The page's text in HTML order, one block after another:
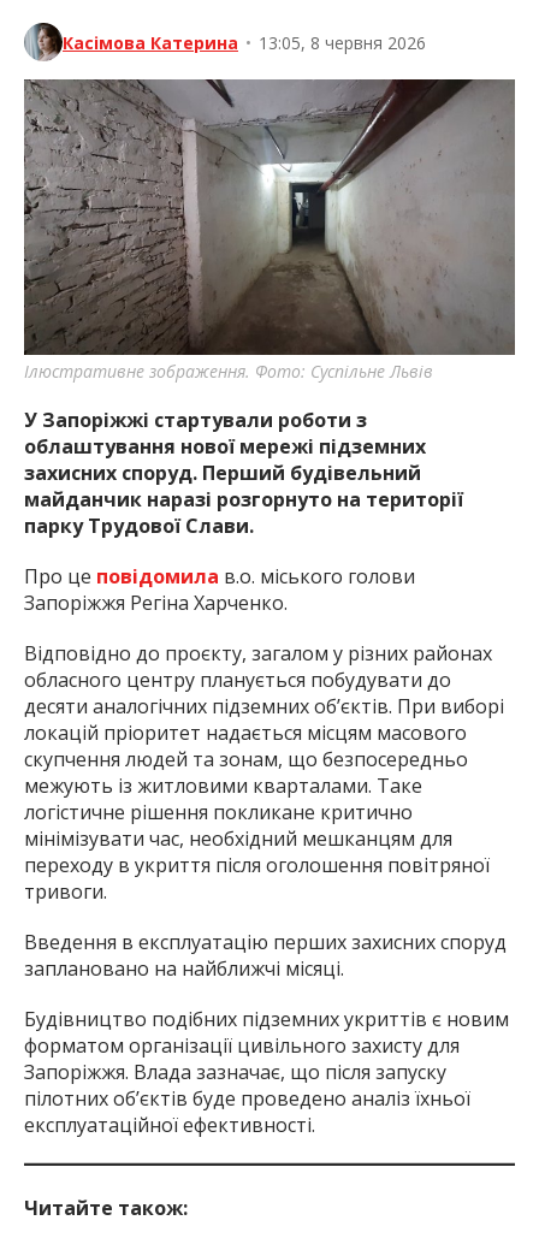
Касімова Катерина • 13:05, 8 червня 2026
Ілюстративне зображення. Фото: Суспільне Львів
У Запоріжжі стартували роботи з
облаштування нової мережі підземних
захисних споруд. Перший будівельний
майданчик наразі розгорнуто на території
парку Трудової Слави.
Про це повідомила в.о. міського голови
Запоріжжя Регіна Харченко.
Відповідно до проєкту, загалом у різних районах
обласного центру планується побудувати до
десяти аналогічних підземних об’єктів. При виборі
локацій пріоритет надається місцям масового
скупчення людей та зонам, що безпосередньо
межують із житловими кварталами. Таке
логістичне рішення покликане критично
мінімізувати час, необхідний мешканцям для
переходу в укриття після оголошення повітряної
тривоги.
Введення в експлуатацію перших захисних споруд
заплановано на найближчі місяці.
Будівництво подібних підземних укриттів є новим
форматом організації цивільного захисту для
Запоріжжя. Влада зазначає, що після запуску
пілотних об’єктів буде проведено аналіз їхньої
експлуатаційної ефективності.
Читайте також: